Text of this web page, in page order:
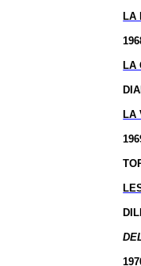
LA
LA
LA